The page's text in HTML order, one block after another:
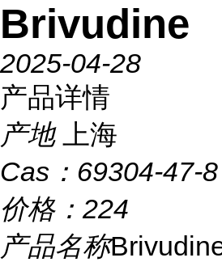
Brivudine
2025-04-28
产品详情
产地
上海
Cas： 69304-47-8
价格： 224
产品名称